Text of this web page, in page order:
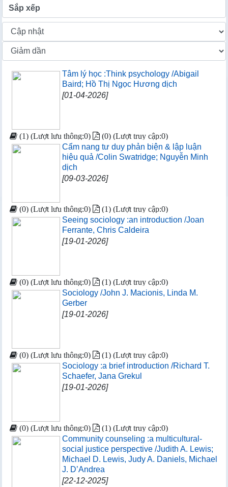
Sắp xếp
Tâm lý học :Think psychology /Abigail
Baird; Hồ Thị Ngọc Hương dịch
[01-04-2026]
(1) (Lượt lưu thông:0) (0) (Lượt truy cập:0)
Cẩm nang tư duy phản biện & lập luận
hiệu quả /Colin Swatridge; Nguyễn Minh
dịch
[09-03-2026]
(0) (Lượt lưu thông:0) (1) (Lượt truy cập:0)
Seeing sociology :an introduction /Joan
Ferrante, Chris Caldeira
[19-01-2026]
(0) (Lượt lưu thông:0) (1) (Lượt truy cập:0)
Sociology /John J. Macionis, Linda M.
Gerber
[19-01-2026]
(0) (Lượt lưu thông:0) (1) (Lượt truy cập:0)
Sociology :a brief introduction /Richard T.
Schaefer, Jana Grekul
[19-01-2026]
(0) (Lượt lưu thông:0) (1) (Lượt truy cập:0)
Community counseling :a multicultural-
social justice perspective /Judith A. Lewis;
Michael D. Lewis, Judy A. Daniels, Michael
J. D’Andrea
[22-12-2025]